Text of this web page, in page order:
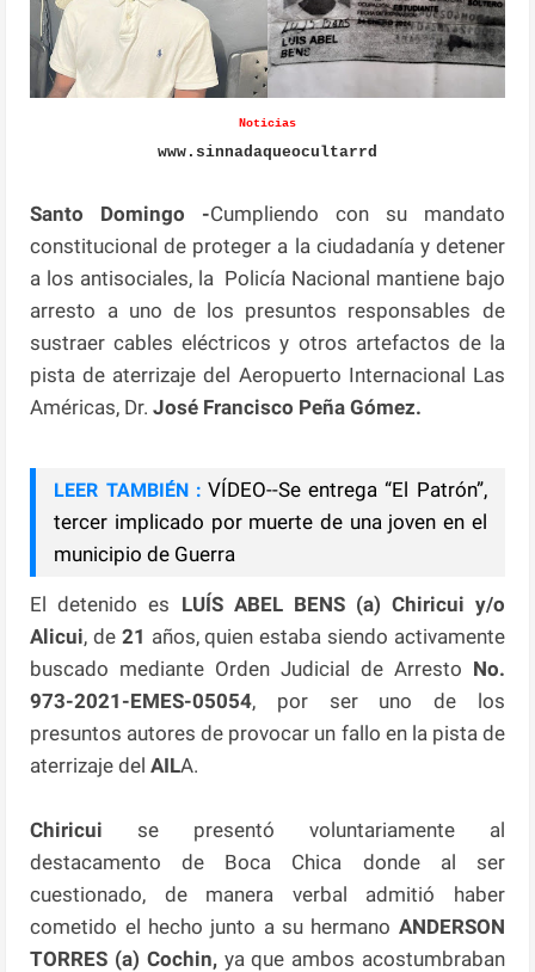
Noticias
www.sinnadaqueocultarrd
Santo Domingo -Cumpliendo con su mandato
constitucional de proteger a la ciudadanía y detener
a los antisociales, la Policía Nacional mantiene bajo
arresto a uno de los presuntos responsables de
sustraer cables eléctricos y otros artefactos de la
pista de aterrizaje del Aeropuerto Internacional Las
Américas, Dr. José Francisco Peña Gómez.
LEER TAMBIÉN : VÍDEO--Se entrega “El Patrón”,
tercer implicado por muerte de una joven en el
municipio de Guerra
El detenido es LUÍS ABEL BENS (a) Chiricui y/o
Alicui, de 21 años, quien estaba siendo activamente
buscado mediante Orden Judicial de Arresto No.
973-2021-EMES-05054, por ser uno de los
presuntos autores de provocar un fallo en la pista de
aterrizaje del AILA.
Chiricui se presentó voluntariamente al
destacamento de Boca Chica donde al ser
cuestionado, de manera verbal admitió haber
cometido el hecho junto a su hermano ANDERSON
TORRES (a) Cochin,ya que ambos acostumbraban